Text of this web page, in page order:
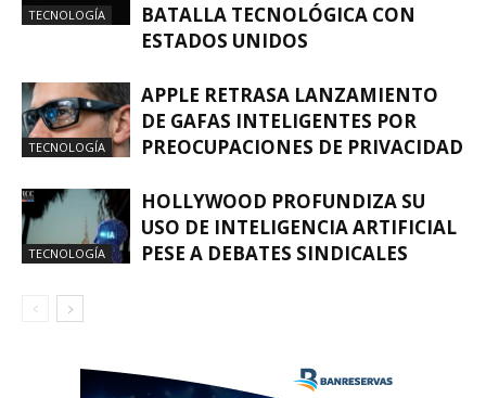
TECNOLOGÍA
BATALLA TECNOLÓGICA CON
ESTADOS UNIDOS
TECNOLOGÍA
APPLE RETRASA LANZAMIENTO
DE GAFAS INTELIGENTES POR
PREOCUPACIONES DE PRIVACIDAD
TECNOLOGÍA
HOLLYWOOD PROFUNDIZA SU
USO DE INTELIGENCIA ARTIFICIAL
PESE A DEBATES SINDICALES